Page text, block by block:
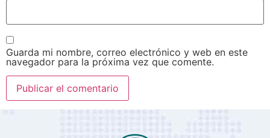
Guarda mi nombre, correo electrónico y web en este
navegador para la próxima vez que comente.